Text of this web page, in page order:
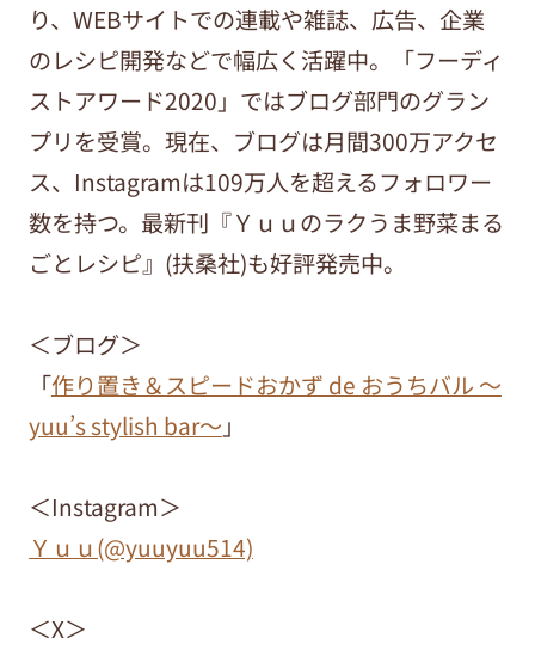
り、WEBサイトでの連載や雑誌、広告、企業
のレシピ開発などで幅広く活躍中。「フーディ
ストアワード2020」ではブログ部門のグラン
プリを受賞。現在、ブログは月間300万アクセ
ス、Instagramは109万人を超えるフォロワー
数を持つ。最新刊『Ｙｕｕのラクうま野菜まる
ごとレシピ』(扶桑社)も好評発売中。
＜ブログ＞
「作り置き＆スピードおかず de おうちバル ～
yuu’s stylish bar～ 」
＜Instagram＞
Ｙｕｕ(@yuuyuu514)
＜X＞